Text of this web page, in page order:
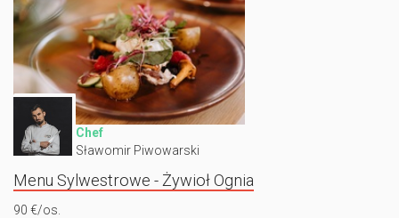
Chef
Sławomir Piwowarski
Menu Sylwestrowe - Żywioł Ognia
90 €/os.